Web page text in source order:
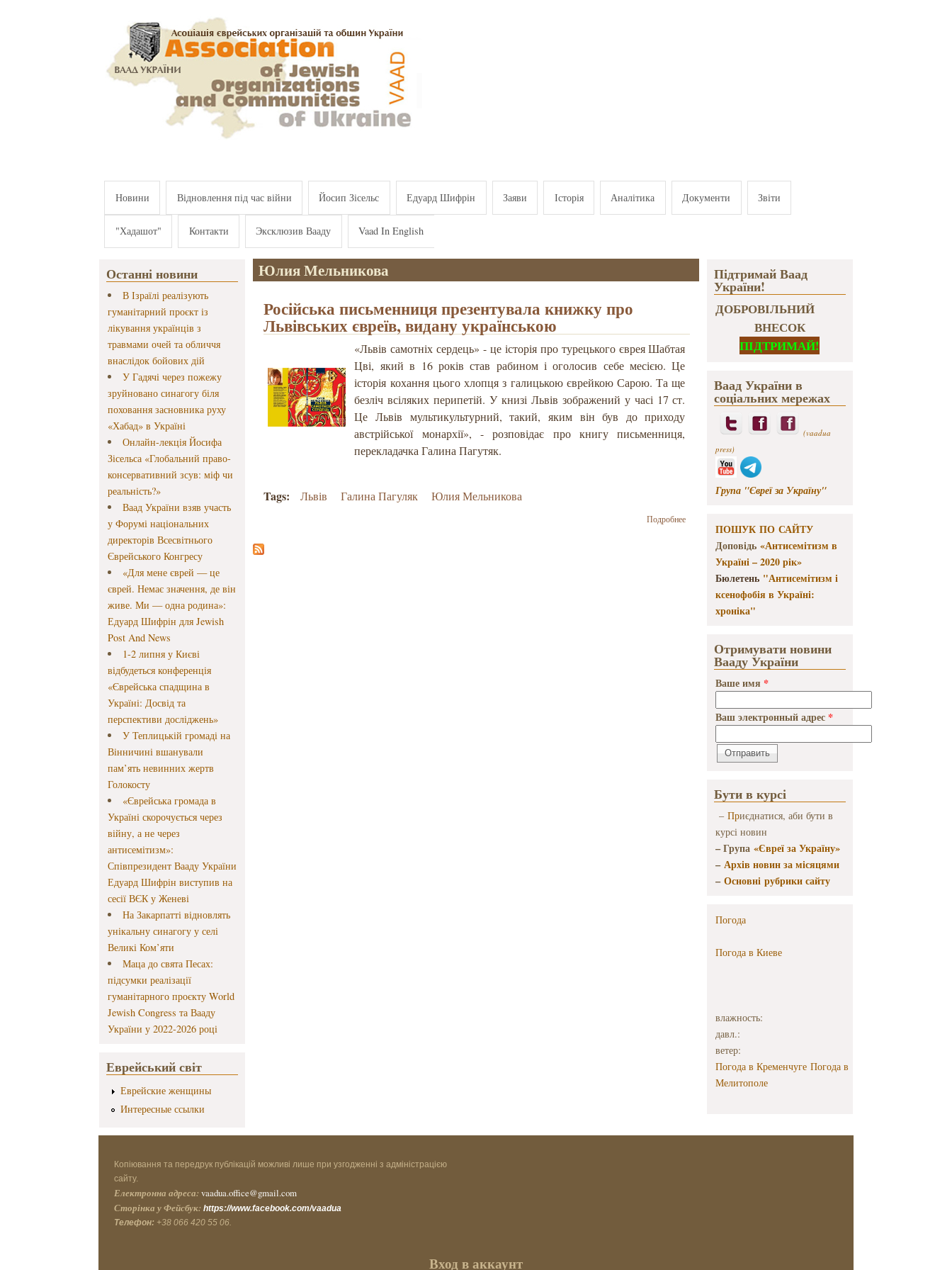
Новини Відновлення під час війни Йосип Зісельс Едуард Шифрін Заяви Історія Аналітика Документи Звіти
"Хадашот" Контакти Эксклюзив Вааду Vaad In English
Останні новини
В Ізраїлі реалізують
гуманітарний проєкт із
лікування українців з
травмами очей та обличчя
внаслідок бойових дій
У Гадячі через пожежу
зруйновано синагогу біля
поховання засновника руху
«Хабад» в Україні
Онлайн-лекція Йосифа
Зісельса «Глобальний право-
консервативний зсув: міф чи
реальність?»
Ваад України взяв участь
у Форумі національних
директорів Всесвітнього
Єврейського Конгресу
«Для мене єврей — це
єврей. Немає значення, де він
живе. Ми — одна родина»:
Едуард Шифрін для Jewish
Post And News
1-2 липня у Києві
відбудеться конференція
«Єврейська спадщина в
Україні: Досвід та
перспективи досліджень»
У Теплицькій громаді на
Вінничині вшанували
пам’ять невинних жертв
Голокосту
«Єврейська громада в
Україні скорочується через
війну, а не через
антисемітизм»:
Співпрезидент Вааду України
Едуард Шифрін виступив на
сесії ВЄК у Женеві
На Закарпатті відновлять
унікальну синагогу у селі
Великі Ком’яти
Маца до свята Песах:
підсумки реалізації
гуманітарного проєкту World
Jewish Congress та Вааду
України у 2022-2026 році
Еврейський світ
Еврейские женщины
Интересные ссылки
Юлия Мельникова
Російська письменниця презентувала книжку про
Львівських євреїв, видану українською
«Львів самотніх сердець» - це історія про турецького єврея Шабтая
Цві, який в 16 років став рабином і оголосив себе месією. Це
історія кохання цього хлопця з галицькою єврейкою Сарою. Та ще
безліч всіляких перипетій. У книзі Львів зображений у часі 17 ст.
Це Львів мультикультурний, такий, яким він був до приходу
австрійської монархії», - розповідає про книгу письменниця,
перекладачка Галина Пагутяк.
Tags: Львів Галина Пагуляк Юлия Мельникова
Подробнеео Російська
письменниця
презентувала
книжку про
Львівських
Підтримай Ваад
України!
ДОБРОВІЛЬНИЙ
ВНЕСОК
ПІДТРИМАЙ!
Ваад України в
соціальних мережах
(vaadua
press)
Група "Євреї за Україну"
ПОШУК ПО САЙТУ
Доповідь «Антисемітизм в
Україні – 2020 рік»
Бюлетень "Антисемітизм і
ксенофобія в Україні:
хроніка"
Отримувати новини
Вааду України
Ваше имя *
Ваш электронный адрес *
Бути в курсі
– Приєднатися, аби бути в
курсі новин
– Група «Євреї за Україну»
–Архів новин за місяцями
–Основні рубрики сайту
Погода
Погода в Киеве
влажность:
давл.:
ветер:
Погода в Кременчуге Погода в
Мелитополе
Копіювання та передрук публікацій можливі лише при узгодженні з адміністрацією
сайту.
Електронна адреса: vaadua.office@gmail.com
Сторінка у Фейсбук: https://www.facebook.com/vaadua
Телефон: +38 066 420 55 06.
Вход в аккаунт